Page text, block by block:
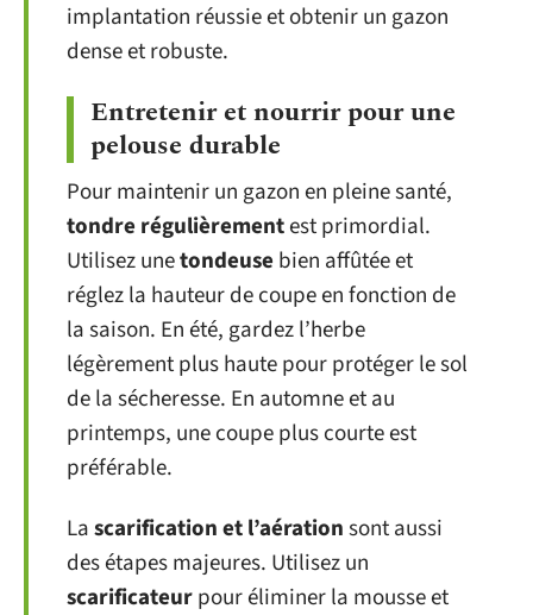
implantation réussie et obtenir un gazon
dense et robuste.
Entretenir et nourrir pour une
pelouse durable
Pour maintenir un gazon en pleine santé,
tondre régulièrementest primordial.
Utilisez unetondeuse bien affûtée et
réglez la hauteur de coupe en fonction de
la saison. En été, gardez l’herbe
légèrement plus haute pour protéger le sol
de la sécheresse. En automne et au
printemps, une coupe plus courte est
préférable.
Lascarification et l’aérationsont aussi
des étapes majeures. Utilisez un
scarificateurpour éliminer la mousse et